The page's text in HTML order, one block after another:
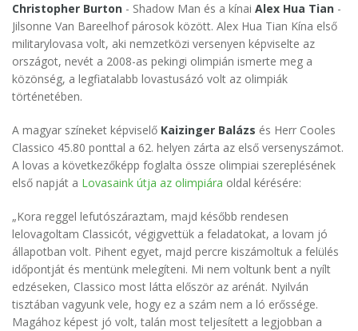
Christopher Burton - Shadow Man és a kínai Alex Hua Tian -
Jilsonne Van Bareelhof párosok között. Alex Hua Tian Kína első
militarylovasa volt, aki nemzetközi versenyen képviselte az
országot, nevét a 2008-as pekingi olimpián ismerte meg a
közönség, a legfiatalabb lovastusázó volt az olimpiák
történetében.
A magyar színeket képviselő Kaizinger Balázs és Herr Cooles
Classico 45.80 ponttal a 62. helyen zárta az első versenyszámot.
A lovas a következőképp foglalta össze olimpiai szereplésének
első napját a Lovasaink útja az olimpiára oldal kérésére:
„Kora reggel lefutószáraztam, majd később rendesen
lelovagoltam Classicót, végigvettük a feladatokat, a lovam jó
állapotban volt. Pihent egyet, majd percre kiszámoltuk a felülés
időpontját és mentünk melegíteni. Mi nem voltunk bent a nyílt
edzéseken, Classico most látta először az arénát. Nyilván
tisztában vagyunk vele, hogy ez a szám nem a ló erőssége.
Magához képest jó volt, talán most teljesített a legjobban a